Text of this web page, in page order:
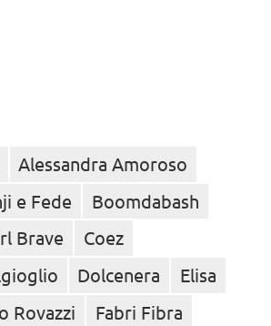
Alessandra Amoroso
e Fede
Boomdabash
Brave
Coez
Dolcenera
Elisa
Rovazzi
Fabri Fibra